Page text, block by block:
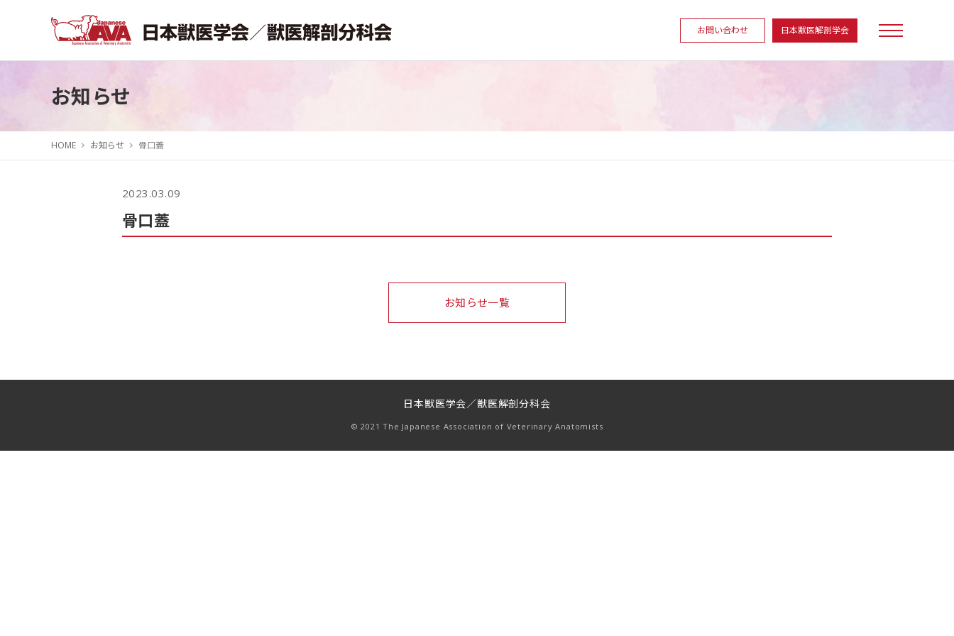
お問い合わせ 日本獣医解剖学会
お知らせ
HOME お知らせ 骨口蓋
2023.03.09
骨口蓋
お知らせ一覧
日本獣医学会／獣医解剖分科会
© 2021 The Japanese Association of Veterinary Anatomists